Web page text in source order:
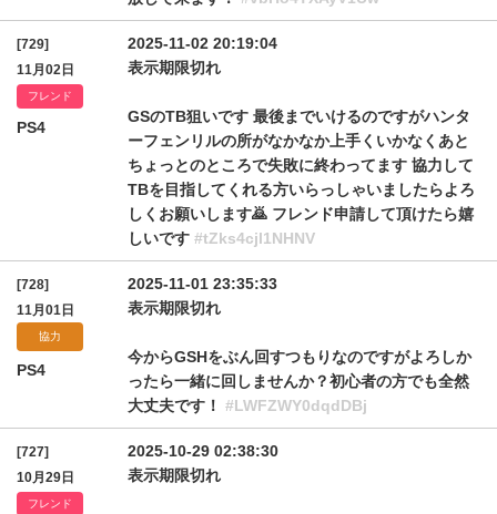
[729]
11月02日
フレンド
PS4
2025-11-02 20:19:04
表示期限切れ
GSのTB狙いです 最後までいけるのですがハンタ
ーフェンリルの所がなかなか上手くいかなくあと
ちょっとのところで失敗に終わってます 協力して
TBを目指してくれる方いらっしゃいましたらよろ
しくお願いします🙇 フレンド申請して頂けたら嬉
しいです #tZks4cjl1NHNV
[728]
11月01日
協力
PS4
2025-11-01 23:35:33
表示期限切れ
今からGSHをぶん回すつもりなのですがよろしか
ったら一緒に回しませんか？初心者の方でも全然
大丈夫です！ #LWFZWY0dqdDBj
[727]
10月29日
フレンド
2025-10-29 02:38:30
表示期限切れ